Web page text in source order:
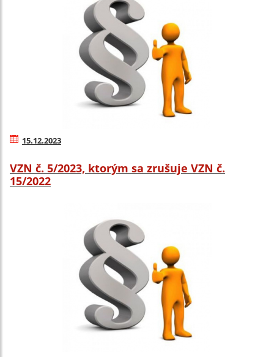
15.12.2023
VZN č. 5/2023, ktorým sa zrušuje VZN č.
15/2022